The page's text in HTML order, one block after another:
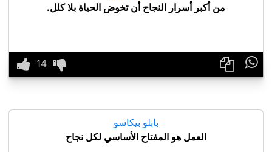
من أكبر أسرار النجاح أن تخوض الحياة بلا كلل.

بابلو بيكاسو
العمل هو المفتاح الأساسي لكل نجاح